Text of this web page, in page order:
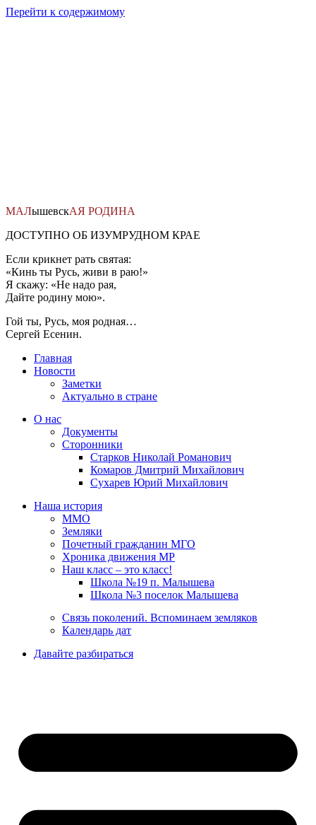
Перейти к содержимому
МАЛышевскАЯ РОДИНА
ДОСТУПНО ОБ ИЗУМРУДНОМ КРАЕ
Если крикнет рать святая:
«Кинь ты Русь, живи в раю!»
Я скажу: «Не надо рая,
Дайте родину мою».
Гой ты, Русь, моя родная…
Сергей Есенин.
Главная
Новости
Заметки
Актуально в стране
О нас
Документы
Сторонники
Старков Николай Романович
Комаров Дмитрий Михайлович
Сухарев Юрий Михайлович
Наша история
ММО
Земляки
Почетный гражданин МГО
Хроника движения МР
Наш класс – это класс!
Школа №19 п. Малышева
Школа №3 поселок Малышева
Связь поколений. Вспоминаем земляков
Календарь дат
Давайте разбираться